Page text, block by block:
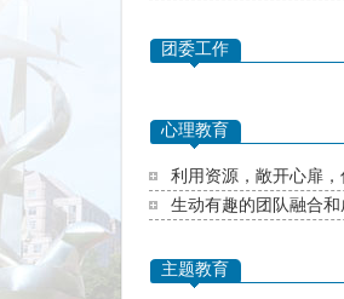
团委工作
心理教育
利用资源，敞开心扉
生动有趣的团队融合和
主题教育